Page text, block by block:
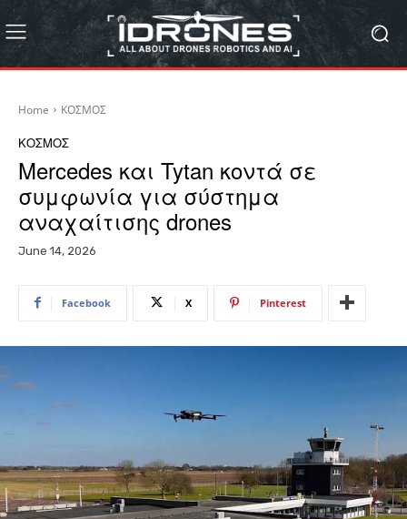
Home ΚΟΣΜΟΣ
ΚΟΣΜΟΣ
Mercedes και Tytan κοντά σε
συμφωνία για σύστημα
αναχαίτισης drones
June 14, 2026
Facebook X Pinterest